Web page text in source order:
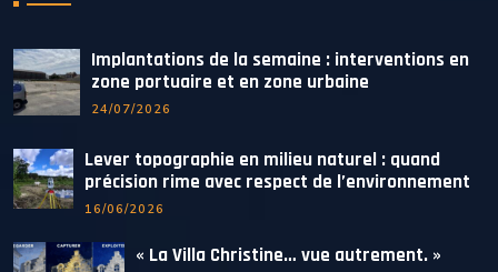
Implantations de la semaine : interventions en
zone portuaire et en zone urbaine
24/07/2026
Lever topographie en milieu naturel : quand
précision rime avec respect de l’environnement
16/06/2026
« La Villa Christine… vue autrement. »